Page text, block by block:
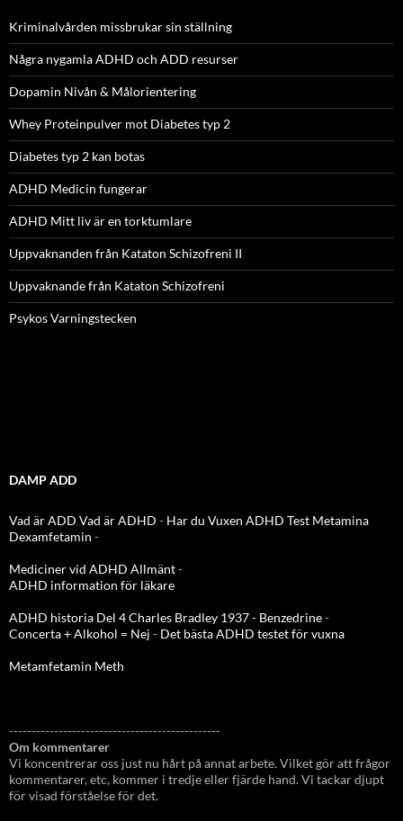
Kriminalvården missbrukar sin ställning
Några nygamla ADHD och ADD resurser
Dopamin Nivån & Målorientering
Whey Proteinpulver mot Diabetes typ 2
Diabetes typ 2 kan botas
ADHD Medicin fungerar
ADHD Mitt liv är en torktumlare
Uppvaknanden från Kataton Schizofreni II
Uppvaknande från Kataton Schizofreni
Psykos Varningstecken
DAMP ADD
Vad är ADD Vad är ADHD - Har du Vuxen ADHD Test Metamina
Dexamfetamin -
Mediciner vid ADHD Allmänt-
ADHD information för läkare
ADHD historia Del 4 Charles Bradley 1937 - Benzedrine-
Concerta + Alkohol = Nej - Det bästa ADHD testet för vuxna
Metamfetamin Meth
-----------------------------------------------
Om kommentarer
Vi koncentrerar oss just nu hårt på annat arbete. Vilket gör att frågor
kommentarer, etc, kommer i tredje eller fjärde hand. Vi tackar djupt
för visad förståelse för det.